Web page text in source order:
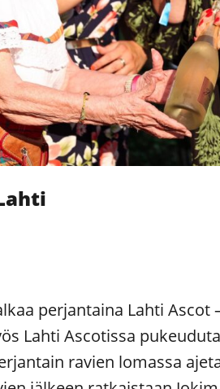
perjantaina Lahti Ascot
Lahti Ascotissa
ravien lomassa